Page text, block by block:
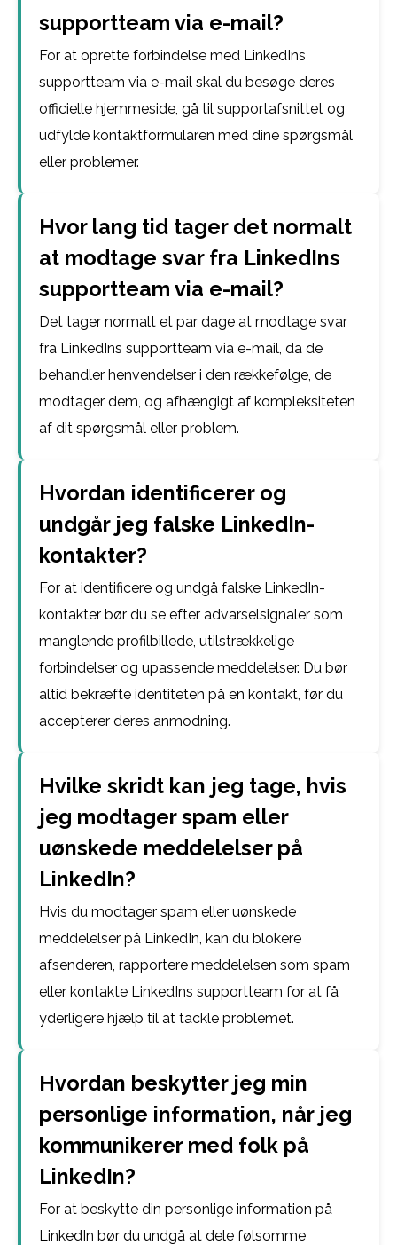
supportteam via e-mail?
For at oprette forbindelse med LinkedIns
supportteam via e-mail skal du besøge deres
officielle hjemmeside, gå til supportafsnittet og
udfylde kontaktformularen med dine spørgsmål
eller problemer.
Hvor lang tid tager det normalt
at modtage svar fra LinkedIns
supportteam via e-mail?
Det tager normalt et par dage at modtage svar
fra LinkedIns supportteam via e-mail, da de
behandler henvendelser i den rækkefølge, de
modtager dem, og afhængigt af kompleksiteten
af dit spørgsmål eller problem.
Hvordan identificerer og
undgår jeg falske LinkedIn-
kontakter?
For at identificere og undgå falske LinkedIn-
kontakter bør du se efter advarselsignaler som
manglende profilbillede, utilstrækkelige
forbindelser og upassende meddelelser. Du bør
altid bekræfte identiteten på en kontakt, før du
accepterer deres anmodning.
Hvilke skridt kan jeg tage, hvis
jeg modtager spam eller
uønskede meddelelser på
LinkedIn?
Hvis du modtager spam eller uønskede
meddelelser på LinkedIn, kan du blokere
afsenderen, rapportere meddelelsen som spam
eller kontakte LinkedIns supportteam for at få
yderligere hjælp til at tackle problemet.
Hvordan beskytter jeg min
personlige information, når jeg
kommunikerer med folk på
LinkedIn?
For at beskytte din personlige information på
LinkedIn bør du undgå at dele følsomme